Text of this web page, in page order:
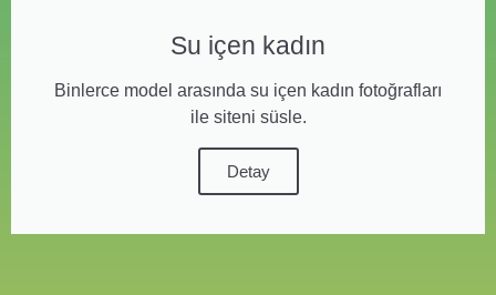
Su içen kadın
Binlerce model arasında su içen kadın fotoğrafları
ile siteni süsle.
Detay